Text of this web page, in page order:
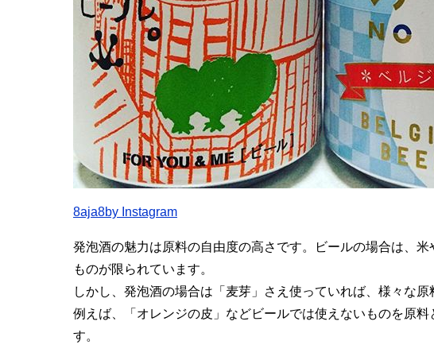
8aja8by Instagram
発泡酒の魅力は原料の自由度の高さです。ビールの場合は、
ものが限られています。
しかし、発泡酒の場合は「麦芽」さえ使っていれば、様々な原
例えば、「オレンジの皮」などビールでは使えないものを原
す。